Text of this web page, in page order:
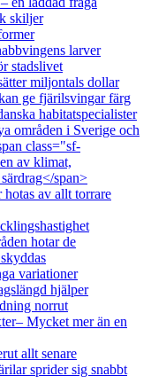
skiljer
larver
stadslivet
miljontals dollar
ge fjärilsvingar färg
habitatspecialister
områden i Sverige och
class="sf-
av klimat,
span>
hotas av allt torrare
hotar de
variationer
hjälper
norrut
Mycket mer än en
allt senare
sprider sig snabbt